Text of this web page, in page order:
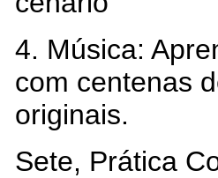
4. Música:
com centenas
originais.
Sete, Prática